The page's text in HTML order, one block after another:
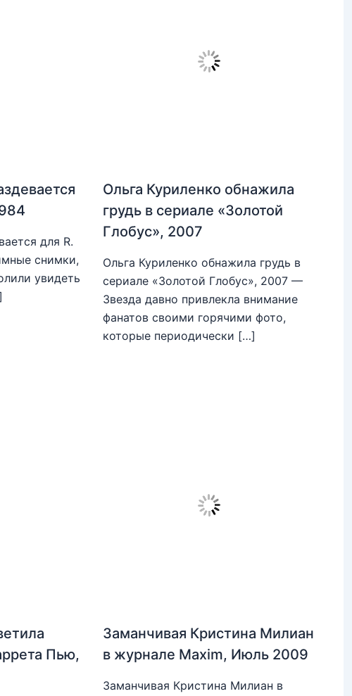
для R.
снимки,
увидеть
Ольга Куриленко обнажила
грудь в сериале «Золотой
Глобус», 2007
Ольга Куриленко обнажила грудь в
сериале «Золотой Глобус», 2007 —
Звезда давно привлекла внимание
фанатов своими горячими фото,
которые периодически […]
Пью,
Заманчивая Кристина Милиан
в журнале Maxim, Июль 2009
Заманчивая Кристина Милиан в